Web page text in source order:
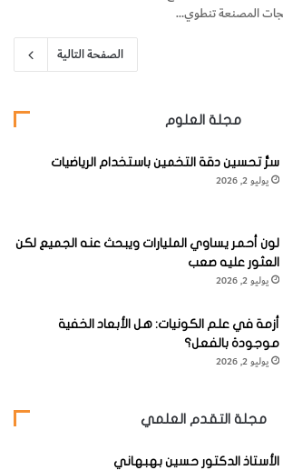
المصنعة تنطوي…
الصفحة التالية
مجلة العلوم
سرُّ تحسين دقة التخمين باستخدام الرياضيات
يوليو 2, 2026
لون أحمر يساوي المليارات ويبحث عنه الجميع لكن
العثور عليه صعب
يوليو 2, 2026
أزمة في علم الكونيات: هل الأبعاد الخفية
موجودة بالفعل؟
يوليو 2, 2026
مجلة التقدم العلمي
الأستاذ الدكتور حسين بهبهاني